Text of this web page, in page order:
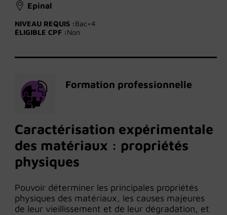
Epinal
NIVEAU REQUIS :Bac+4
ÉLIGIBLE CPF :Non
Formation professionnelle
Caractérisation expérimentale
des matériaux : propriétés
physiques
Pouvoir déterminer les principales propriétés
physiques des matériaux, les causes majeures
de leur vieillissement et de leur dégradation, et